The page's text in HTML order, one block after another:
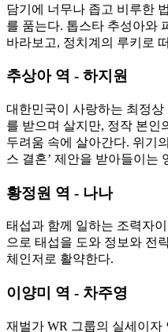
담기에 너무나 좁고 비루한
를 품는다. 톱스타 추성아와
바라보고, 정치계의 루키로
추상아 역 - 하지원
대한민국이 사랑하는 최정
를 받으며 살지만, 정작 본인
두려움 속에 살아간다. 위기
스 결혼’ 제안을 받아들이는
황정원 역 - 나나
태섭과 함께 일하는 조력자
으로 태섭을 도와 정보와 전
체인저로 활약한다.
이양미 역 - 차주영
재벌가 WR 그룹의 실세이자